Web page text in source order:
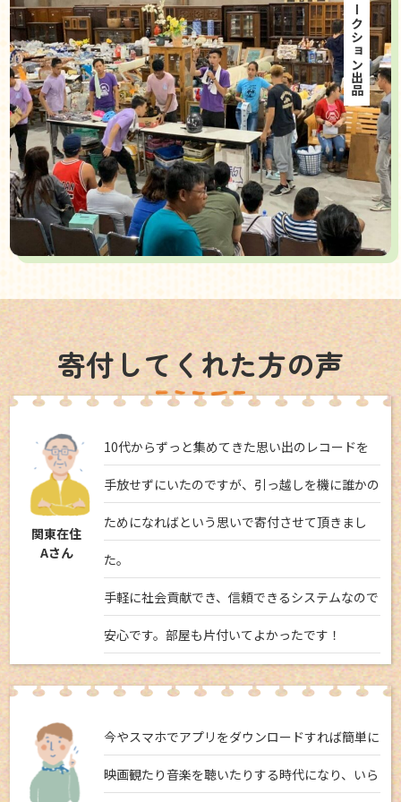
海外オークション出品
寄付してくれた方の声
関東在住
Aさん
10代からずっと集めてきた思い出のレコードを
手放せずにいたのですが、引っ越しを機に誰かの
ためになればという思いで寄付させて頂きまし
た。
手軽に社会貢献でき、信頼できるシステムなので
安心です。部屋も片付いてよかったです！
今やスマホでアプリをダウンロードすれば簡単に
映画観たり音楽を聴いたりする時代になり、いら